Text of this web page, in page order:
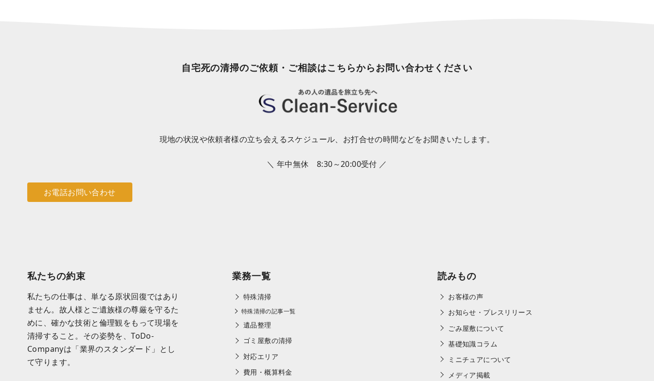
自宅死の清掃のご依頼・ご相談はこちらからお問い合わせください
現地の状況や依頼者様の立ち会えるスケジュール、お打合せの時間などをお聞きいたします。
＼ 年中無休 8:30～20:00受付 ／
お電話お問い合わせ
私たちの約束
私たちの仕事は、単なる原状回復ではあり
ません。故人様とご遺族様の尊厳を守るた
めに、確かな技術と倫理観をもって現場を
清掃すること。その姿勢を、ToDo-
Companyは「業界のスタンダード」とし
て守ります。
業務一覧
特殊清掃
特殊清掃の記事一覧
遺品整理
ゴミ屋敷の清掃
対応エリア
費用・概算料金
読みもの
お客様の声
お知らせ・プレスリリース
ごみ屋敷について
基礎知識コラム
ミニチュアについて
メディア掲載